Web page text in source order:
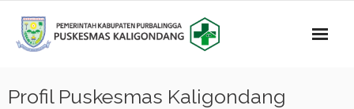
content
Profil Puskesmas Kaligondang